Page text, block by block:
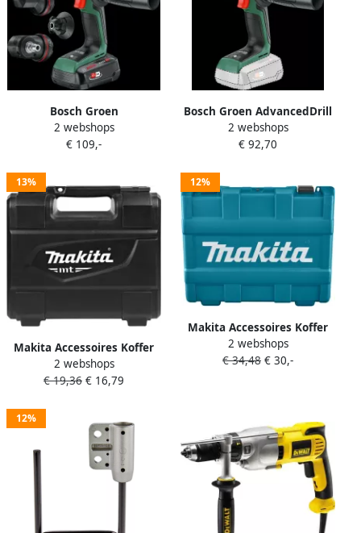
Bosch Groen
AdvancedImpact 18V-80
QuickSnap | Accu
accu en lader | In doos
06039E2100
2 webshops
€ 109,-
Bosch Groen AdvancedDrill
18V-80 QuickSnap
Accuschroefboormachine |
2 webshops
€ 92,70
13%
Makita Accessoires Koffer
kunststof zwart voor de
M6002 boormachine
2 webshops
€ 19,36 € 16,79
12%
Makita Accessoires Koffer
kunststof voor de DDA450
Haakse boormachine
2 webshops
€ 34,48 € 30,-
12%